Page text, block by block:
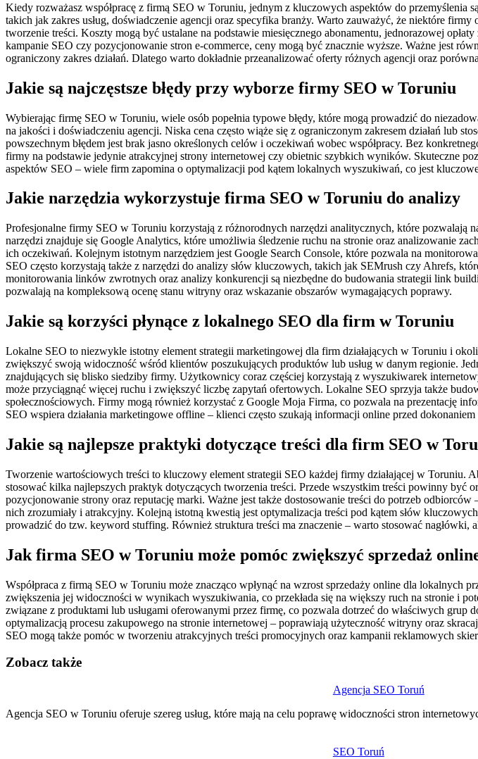
Kiedy rozważasz współpracę z firmą SEO w Toruniu, jednym z kluczowych aspektów do przemyślenia
takich jak zakres usług, doświadczenie agencji oraz specyfika branży. Warto zauważyć, że niektóre
tworzenie treści. Koszty mogą być ustalane na podstawie miesięcznego abonamentu, jednorazowej
kampanie SEO czy pozycjonowanie stron e-commerce, ceny mogą być znacznie wyższe. Ważne jest
ograniczony zakres działań. Dlatego warto dokładnie przeanalizować oferty różnych agencji oraz
Jakie są najczęstsze błędy przy wyborze firmy SEO w Toruniu
Wybierając firmę SEO w Toruniu, wiele osób popełnia typowe błędy, które mogą prowadzić do
na jakości i doświadczeniu agencji. Niska cena często wiąże się z ograniczonym zakresem działań lub
powszechnym błędem jest brak jasno określonych celów i oczekiwań wobec współpracy. Bez
firmy na podstawie jedynie atrakcyjnej strony internetowej czy obietnic szybkich wyników. Skuteczne
aspektów SEO – wiele firm zapomina o optymalizacji pod kątem lokalnych wyszukiwań, co jest
Jakie narzędzia wykorzystuje firma SEO w Toruniu do analizy
Profesjonalne firmy SEO w Toruniu korzystają z różnorodnych narzędzi analitycznych, które pozwalają
narzędzi znajduje się Google Analytics, które umożliwia śledzenie ruchu na stronie oraz analizowanie
ich oczekiwań. Kolejnym istotnym narzędziem jest Google Search Console, które pozwala na
SEO często korzystają także z narzędzi do analizy słów kluczowych, takich jak SEMrush czy Ahrefs,
monitorowania linków zwrotnych oraz analizy konkurencji są niezbędne do budowania strategii link
pozwalają na kompleksową ocenę stanu witryny oraz wskazanie obszarów wymagających poprawy.
Jakie są korzyści płynące z lokalnego SEO dla firm w Toruniu
Lokalne SEO to niezwykle istotny element strategii marketingowej dla firm działających w Toruniu i
zwiększyć swoją widoczność wśród klientów poszukujących produktów lub usług w danym regionie.
znajdujących się blisko siedziby firmy. Użytkownicy coraz częściej korzystają z wyszukiwarek
może przyciągnąć więcej ruchu i zwiększyć liczbę zapytań ofertowych. Lokalne SEO sprzyja także
społecznościowych. Firmy mogą również korzystać z Google Moja Firma, co pozwala na prezentację
SEO wspiera działania marketingowe offline – klienci często szukają informacji online przed dokonaniem
Jakie są najlepsze praktyki dotyczące treści dla firm SEO w
Tworzenie wartościowych treści to kluczowy element strategii SEO każdej firmy działającej w
stosować kilka najlepszych praktyk dotyczących tworzenia treści. Przede wszystkim treści powinny być
pozycjonowanie strony oraz reputację marki. Ważne jest także dostosowanie treści do potrzeb
nich zrozumiały i atrakcyjny. Kolejną istotną kwestią jest optymalizacja treści pod kątem słów
prowadzić do tzw. keyword stuffing. Również struktura treści ma znaczenie – warto stosować
Jak firma SEO w Toruniu może pomóc zwiększyć sprzedaż
Współpraca z firmą SEO w Toruniu może znacząco wpłynąć na wzrost sprzedaży online dla lokalnych
zwiększenia jej widoczności w wynikach wyszukiwania, co przekłada się na większy ruch na stronie i
związane z produktami lub usługami oferowanymi przez firmę, co pozwala dotrzeć do właściwych
optymalizacją procesu zakupowego na stronie internetowej – poprawiają użyteczność witryny oraz
SEO mogą także pomóc w tworzeniu atrakcyjnych treści promocyjnych oraz kampanii reklamowych
Zobacz także
Agencja SEO Toruń
Agencja SEO w Toruniu oferuje szereg usług, które mają na celu poprawę widoczności stron
SEO Toruń
wpisu